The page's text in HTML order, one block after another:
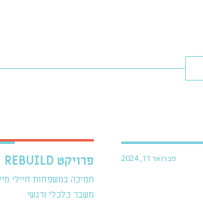
פברואר 11, 2024 פרויקט REBUILD
תמיכה במשפחות חיילי
משבר כלכלי ורגשי